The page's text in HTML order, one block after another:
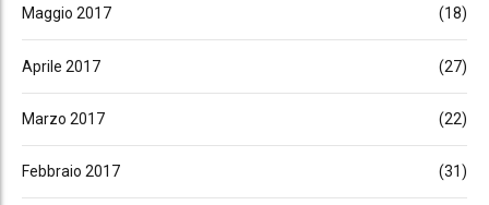
Maggio 2017 (18)
Aprile 2017 (27)
Marzo 2017 (22)
Febbraio 2017 (31)